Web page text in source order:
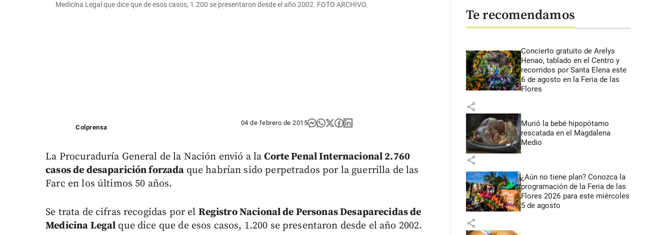
Medicina Legal que dice que de esos casos, 1.200 se presentaron desde el año 2002. FOTO ARCHIVO.
Colprensa
04 de febrero de 2015
La Procuraduría General de la Nación envió a laCorte Penal Internacional 2.760
casos de desaparición forzada que habrían sido perpetrados por la guerrilla de las
Farc en los últimos 50 años.
Se trata de cifras recogidas por el Registro Nacional de Personas Desaparecidas de
Medicina Legal que dice que de esos casos, 1.200 se presentaron desde el año 2002.
Te recomendamos
Concierto gratuito de Arelys
Henao, tablado en el Centro y
recorridos por Santa Elena este
6 de agosto en la Feria de las
Flores
share
Murió la bebé hipopótamo
rescatada en el Magdalena
Medio
share
¿Aún no tiene plan? Conozca la
programación de la Feria de las
Flores 2026 para este miércoles
5 de agosto
share